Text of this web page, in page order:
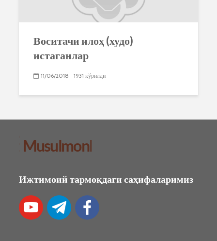
Воситачи илоҳ (худо)
истаганлар
11/06/2018 1931 кўрилди
Ижтимоий тармоқдаги саҳифаларимиз